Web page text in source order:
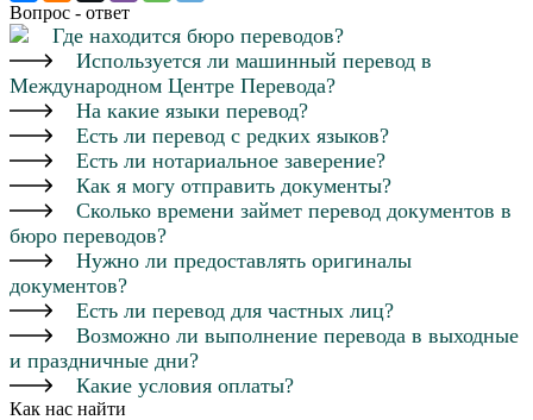
Вопрос - ответ
Где находится бюро переводов?
Используется ли машинный перевод в
Международном Центре Перевода?
На какие языки перевод?
Есть ли перевод с редких языков?
Есть ли нотариальное заверение?
Как я могу отправить документы?
Сколько времени займет перевод документов в
бюро переводов?
Нужно ли предоставлять оригиналы
документов?
Есть ли перевод для частных лиц?
Возможно ли выполнение перевода в выходные
и праздничные дни?
Какие условия оплаты?
Как нас найти